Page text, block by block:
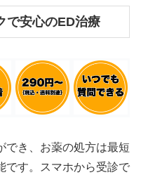
で安心のED治療
でき、お薬の処方は最短
です。スマホから受診で